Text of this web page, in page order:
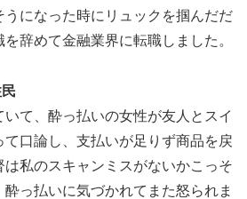
うになった時にリュックを掴んだだ
辞めて金融業界に転職しました。
て、酔っ払いの女性が友人とスイ
て口論し、支払いが足りず商品を戻
私のスキャンミスがないかこっそ
っ払いに気づかれてまた怒られま